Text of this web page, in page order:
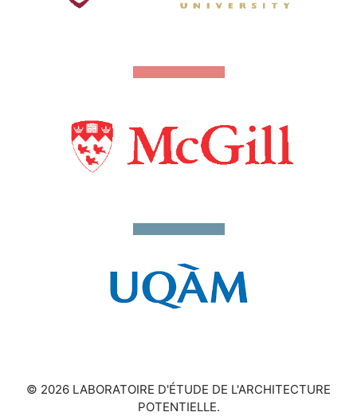
© 2026 LABORATOIRE D'ÉTUDE DE L'ARCHITECTURE
POTENTIELLE.